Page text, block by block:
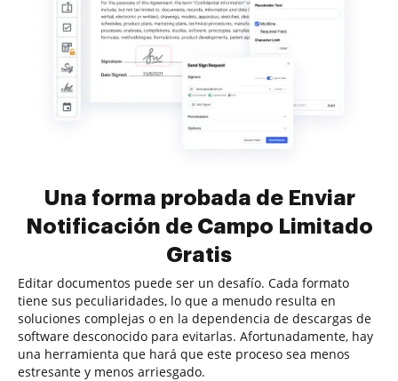
Una forma probada de Enviar
Notificación de Campo Limitado
Gratis
Editar documentos puede ser un desafío. Cada formato
tiene sus peculiaridades, lo que a menudo resulta en
soluciones complejas o en la dependencia de descargas de
software desconocido para evitarlas. Afortunadamente, hay
una herramienta que hará que este proceso sea menos
estresante y menos arriesgado.